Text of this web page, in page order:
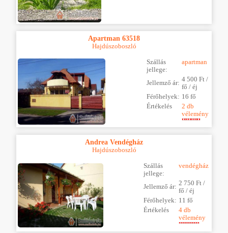
Apartman 63518
Hajdúszoboszló
Szállás
jellege:
apartman
Jellemző ár: 4 500 Ft /
fő / éj
Férőhelyek: 16 fő
Értékelés
2 db
vélemény
Andrea Vendégház
Hajdúszoboszló
Szállás
jellege:
vendégház
Jellemző ár: 2 750 Ft /
fő / éj
Férőhelyek: 11 fő
Értékelés
4 db
vélemény